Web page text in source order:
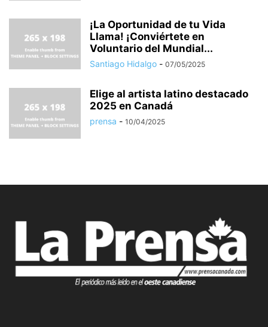
¡La Oportunidad de tu Vida
Llama! ¡Conviértete en
Voluntario del Mundial...
Santiago Hidalgo - 07/05/2025
Elige al artista latino destacado
2025 en Canadá
prensa - 10/04/2025